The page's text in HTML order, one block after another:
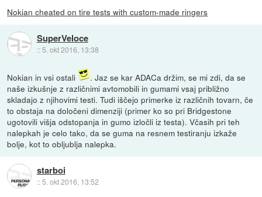
Nokian cheated on tire tests with custom-made ringers
SuperVeloce
:: 5. okt 2016, 13:38
Nokian in vsi ostali
. Jaz se kar ADACa držim, se mi zdi, da se
naše izkušnje z različnimi avtomobili in gumami vsaj približno
skladajo z njihovimi testi. Tudi iščejo primerke iz različnih tovarn, če
to obstaja na določeni dimenziji (primer ko so pri Bridgestone
ugotovili višja odstopanja in gumo izločli iz testa). Včasih pri teh
nalepkah je celo tako, da se guma na resnem testiranju izkaže
bolje, kot to obljublja nalepka.
starboi
::5. okt 2016, 13:52